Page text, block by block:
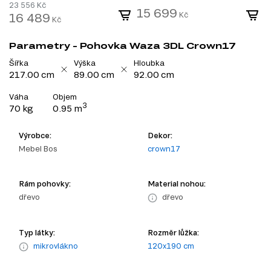
23 556 Kč
16 489 Kč 15 699 Kč
Parametry - Pohovka Waza 3DL Crown17
Šířka
217.00 cm
Výška
89.00 cm
Hloubka
92.00 cm
Váha
70 kg
Objem
0.95 m3
Výrobce:
Mebel Bos
Dekor:
crown17
Rám pohovky:
dřevo
Material nohou:
dřevo
Typ látky:
mikrovlákno
Rozměr lůžka:
120x190 cm